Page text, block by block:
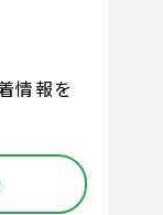
情報を